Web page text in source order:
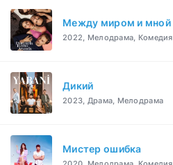
Между миром и мной
2022, Мелодрама, Комедия
Дикий
2023, Драма, Мелодрама
Мистер ошибка